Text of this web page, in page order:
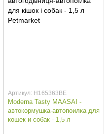
Артикул: H165363BE
Moderna Tasty MAASAI -
автокормушка-автопоилка для
кошек и собак - 1,5 л